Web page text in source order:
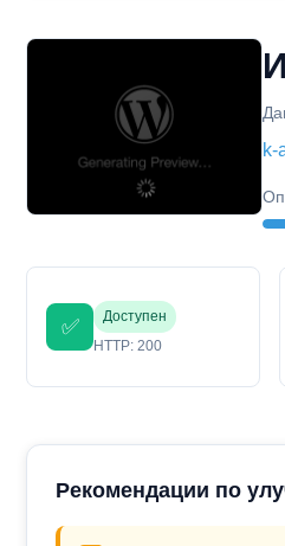
k-
✅
Доступен
HTTP: 200
Рекомендации по